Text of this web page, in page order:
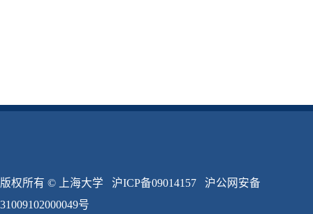
版权所有 © 上海大学 沪ICP备09014157
沪公网安备
31009102000049号